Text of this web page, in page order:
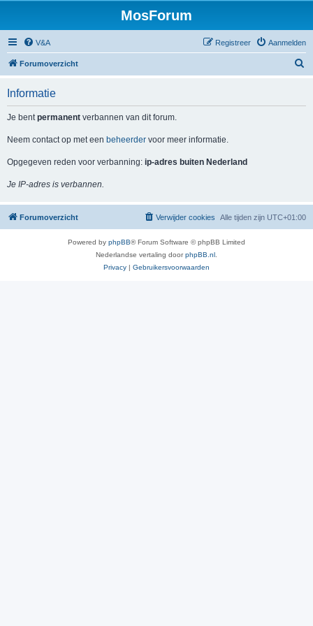
MosForum
V&A Aanmelden
Registreer
Forumoverzicht
Informatie
Je bentpermanent verbannen van dit forum.
Neem contact op met een beheerder voor meer informatie.
Opgegeven reden voor verbanning: ip-adres buiten Nederland
Je IP-adres is verbannen.
Forumoverzicht Alle tijden zijn UTC+01:00
Verwijder cookies
Powered by phpBB® Forum Software © phpBB Limited
Nederlandse vertaling doorphpBB.nl
Privacy | Gebruikersvoorwaarden